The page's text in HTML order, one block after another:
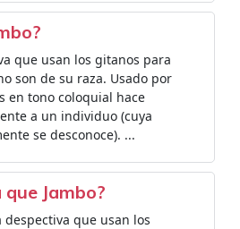
que usan los gitanos para
son de su raza. Usado por
en tono coloquial hace
a un individuo (cuya
se desconoce). ...
Jambo?
despectiva que usan los